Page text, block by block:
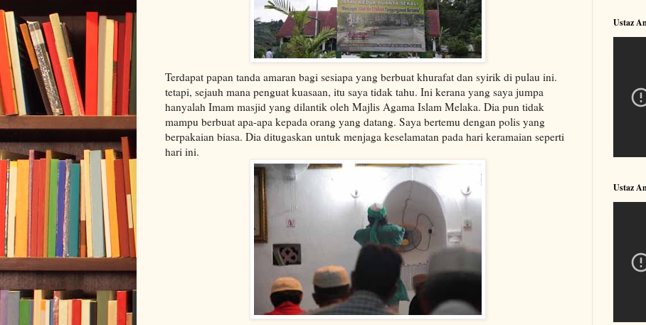
Terdapat papan tanda amaran bagi sesiapa yang berbuat khurafat dan syirik di pulau ini.
tetapi, sejauh mana penguat kuasaan, itu saya tidak tahu. Ini kerana yang saya jumpa
hanyalah Imam masjid yang dilantik oleh Majlis Agama Islam Melaka. Dia pun tidak
mampu berbuat apa-apa kepada orang yang datang. Saya bertemu dengan polis yang
berpakaian biasa. Dia ditugaskan untuk menjaga keselamatan pada hari keramaian seperti
hari ini.
Ustaz
Ustaz